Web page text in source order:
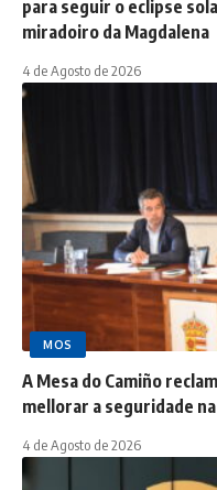
para seguir o eclipse
miradoiro da Magdalena
4 de Agosto de 2026
MOS
A Mesa do Camiño
mellorar a seguridade
4 de Agosto de 2026